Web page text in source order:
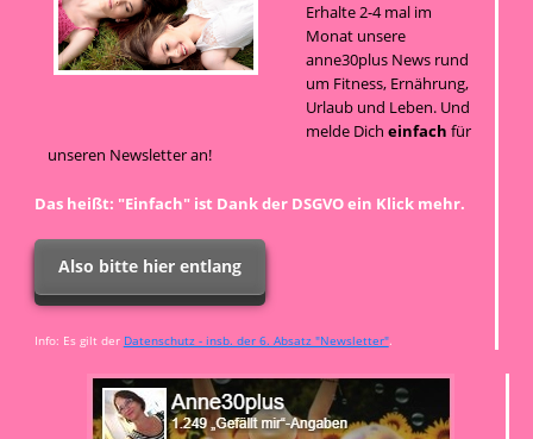
Erhalte 2-4 mal im
Monat unsere
anne30plus News rund
um Fitness, Ernährung,
Urlaub und Leben. Und
melde Dicheinfach für
unseren Newsletter an!
Das heißt: "Einfach" ist Dank der DSGVO ein Klick mehr.
Also bitte hier entlang
Info: Es gilt der Datenschutz - insb. der 6. Absatz "Newsletter".